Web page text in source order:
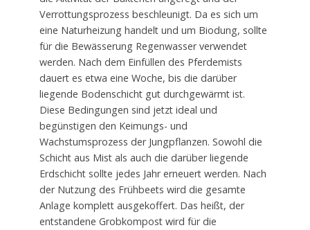
Verrottungsprozess beschleunigt. Da es sich um
eine Naturheizung handelt und um Biodung, sollte
für die Bewässerung Regenwasser verwendet
werden. Nach dem Einfüllen des Pferdemists
dauert es etwa eine Woche, bis die darüber
liegende Bodenschicht gut durchgewärmt ist.
Diese Bedingungen sind jetzt ideal und
begünstigen den Keimungs- und
Wachstumsprozess der Jungpflanzen. Sowohl die
Schicht aus Mist als auch die darüber liegende
Erdschicht sollte jedes Jahr erneuert werden. Nach
der Nutzung des Frühbeets wird die gesamte
Anlage komplett ausgekoffert. Das heißt, der
entstandene Grobkompost wird für die